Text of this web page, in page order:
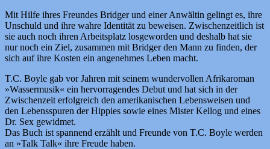
Mit Hilfe ihres Freundes Bridger und einer Anwältin gelingt es, ihre
Unschuld und ihre wahre Identität zu beweisen. Zwischenzeitlich ist
sie auch noch ihren Arbeitsplatz losgeworden und deshalb hat sie
nur noch ein Ziel, zusammen mit Bridger den Mann zu finden, der
sich auf ihre Kosten ein angenehmes Leben macht.
T.C. Boyle gab vor Jahren mit seinem wundervollen Afrikaroman
»Wassermusik« ein hervorragendes Debut und hat sich in der
Zwischenzeit erfolgreich den amerikanischen Lebensweisen und
den Lebensspuren der Hippies sowie eines Mister Kellog und eines
Dr. Sex gewidmet.
Das Buch ist spannend erzählt und Freunde von T.C. Boyle werden
an »Talk Talk« ihre Freude haben.